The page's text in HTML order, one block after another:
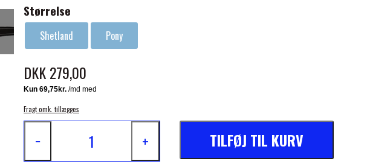
Størrelse
Shetland Pony
DKK 279,00
Fragt omk. tillægges
− + TILFØJ TIL KURV